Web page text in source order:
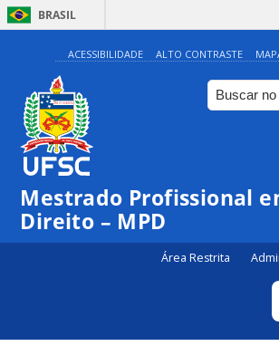
BRASIL
ACESSIBILIDADE ALTO CONTRASTE
Mestrado Profissional
Direito – MPD
Área Restrita